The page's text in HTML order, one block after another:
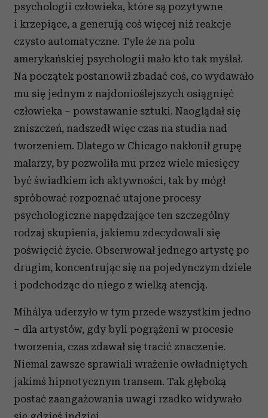
psychologii człowieka, które są pozytywne
i krzepiące, a generują coś więcej niż reakcje
czysto automatyczne. Tyle że na polu
amerykańskiej psychologii mało kto tak myślał.
Na początek postanowił zbadać coś, co wydawało
mu się jednym z najdonioślejszych osiągnięć
człowieka – powstawanie sztuki. Naoglądał się
zniszczeń, nadszedł więc czas na studia nad
tworzeniem. Dlatego w Chicago nakłonił grupę
malarzy, by pozwoliła mu przez wiele miesięcy
być świadkiem ich aktywności, tak by mógł
spróbować rozpoznać utajone procesy
psychologiczne napędzające ten szczególny
rodzaj skupienia, jakiemu zdecydowali się
poświęcić życie. Obserwował jednego artystę po
drugim, koncentrując się na pojedynczym dziele
i podchodząc do niego z wielką atencją.
Míhálya uderzyło w tym przede wszystkim jedno
– dla artystów, gdy byli pogrążeni w procesie
tworzenia, czas zdawał się tracić znaczenie.
Niemal zawsze sprawiali wrażenie owładniętych
jakimś hipnotycznym transem. Tak głęboką
postać zaangażowania uwagi rzadko widywało